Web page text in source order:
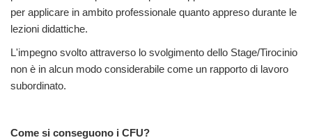
per applicare in ambito professionale quanto appreso durante le
lezioni didattiche.
L'impegno svolto attraverso lo svolgimento dello Stage/Tirocinio
non è in alcun modo considerabile come un rapporto di lavoro
subordinato.
Come si conseguono i CFU?